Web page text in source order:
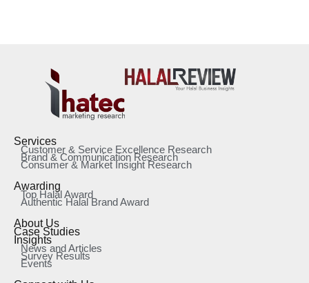
Services
Customer & Service Excellence Research
Brand & Communication Research
Consumer & Market Insight Research
Awarding
Top Halal Award
Authentic Halal Brand Award
About Us
Case Studies
Insights
News and Articles
Survey Results
Events